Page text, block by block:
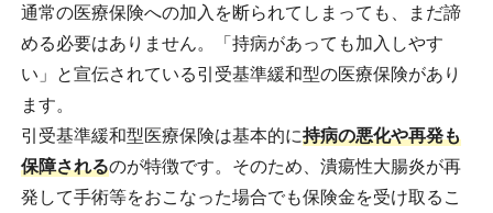
通常の医療保険への加入を断られてしまっても、まだ諦
める必要はありません。「持病があっても加入しやす
い」と宣伝されている引受基準緩和型の医療保険があり
ます。
引受基準緩和型医療保険は基本的に持病の悪化や再発も
保障されるのが特徴です。そのため、潰瘍性大腸炎が再
発して手術等をおこなった場合でも保険金を受け取るこ